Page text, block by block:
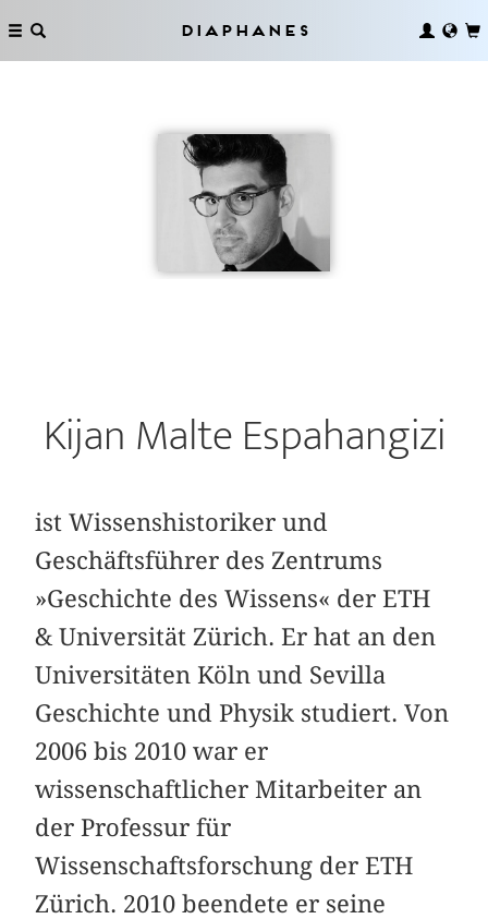
Diaphanes
Kijan Malte Espahangizi
ist Wissenshistoriker und
Geschäftsführer des Zentrums
»Geschichte des Wissens« der ETH
& Universität Zürich. Er hat an den
Universitäten Köln und Sevilla
Geschichte und Physik studiert. Von
2006 bis 2010 war er
wissenschaftlicher Mitarbeiter an
der Professur für
Wissenschaftsforschung der ETH
Zürich. 2010 beendete er seine